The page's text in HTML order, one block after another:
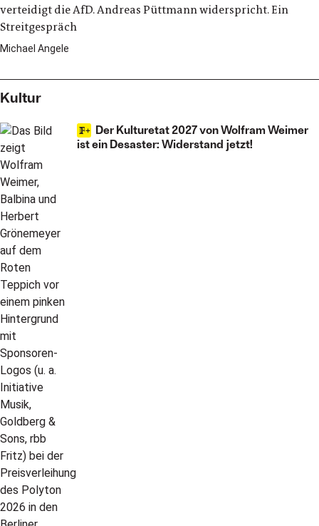
verteidigt die AfD. Andreas Püttmann widerspricht. Ein
Streitgespräch
Michael Angele
Kultur
Der Kulturetat 2027 von Wolfram Weimer
ist ein Desaster: Widerstand jetzt!